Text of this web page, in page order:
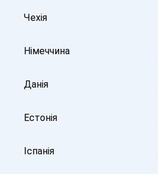
Чехія
Німеччина
Данія
Естонія
Іспанія